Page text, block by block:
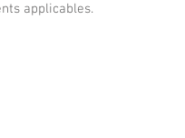
applicables.